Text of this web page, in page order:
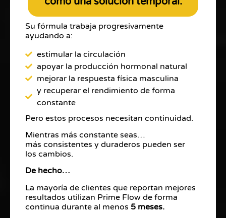
Su fórmula trabaja progresivamente
ayudando a:
estimular la circulación
apoyar la producción hormonal natural
mejorar la respuesta física masculina
y recuperar el rendimiento de forma
constante
Pero estos procesos necesitan continuidad.
Mientras más constante seas…
más consistentes y duraderos pueden ser
los cambios.
De hecho…
La mayoría de clientes que reportan mejores
resultados utilizan Prime Flow de forma
continua durante al menos 5 meses.